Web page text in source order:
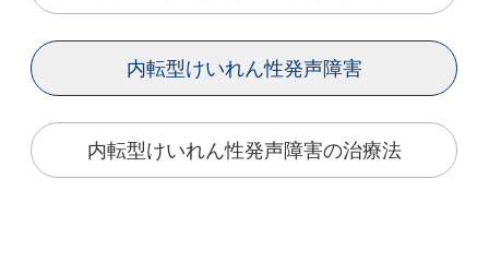
内転型けいれん性発声障害
内転型けいれん性発声障害の治療法